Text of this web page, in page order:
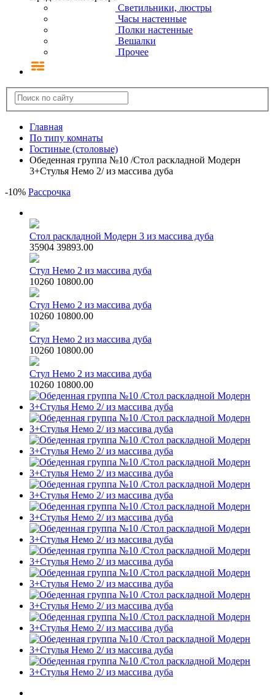
Светильники, люстры
Часы настенные
Полки настенные
Вешалки
Прочее
Главная
По типу комнаты
Гостиные (столовые)
Обеденная группа №10 /Стол раскладной Модерн
3+Стулья Немо 2/ из массива дуба
-10% Рассрочка
Стол раскладной Модерн 3 из массива дуба
35904 39893.00
Стул Немо 2 из массива дуба
10260 10800.00
Стул Немо 2 из массива дуба
10260 10800.00
Стул Немо 2 из массива дуба
10260 10800.00
Стул Немо 2 из массива дуба
10260 10800.00